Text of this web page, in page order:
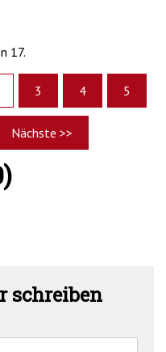
17.
3 4 5
Nächste >>
schreiben